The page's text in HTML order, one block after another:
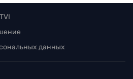
данных